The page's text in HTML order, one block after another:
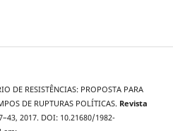
DE RESISTÊNCIAS: PROPOSTA PARA
DE RUPTURAS POLÍTICAS. Revista
2017. DOI: 10.21680/1982-